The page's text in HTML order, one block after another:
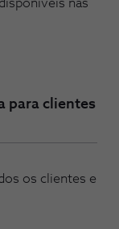
nas
para clientes
os clientes e